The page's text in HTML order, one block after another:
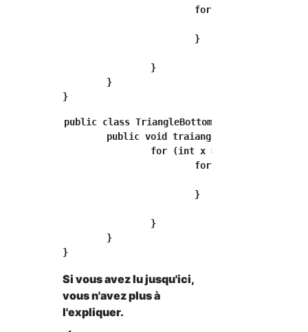
public class TriangleBottom {
Si vous avez lu jusqu'ici,
vous n'avez plus à
l'expliquer.